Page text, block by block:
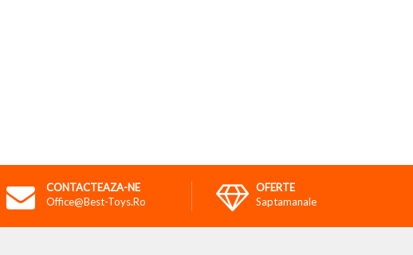
CONTACTEAZA-NE
Office@best-Toys.ro
OFERTE
Saptamanale